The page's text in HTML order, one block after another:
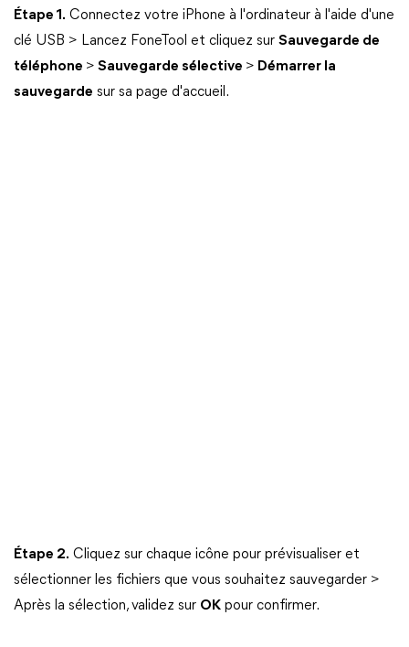
Étape 1. Connectez votre iPhone à l'ordinateur à l'aide d'une
clé USB > Lancez FoneTool et cliquez sur Sauvegarde de
téléphone > Sauvegarde sélective > Démarrer la
sauvegarde sur sa page d'accueil.
Étape 2. Cliquez sur chaque icône pour prévisualiser et
sélectionner les fichiers que vous souhaitez sauvegarder >
Après la sélection, validez sur OK pour confirmer.